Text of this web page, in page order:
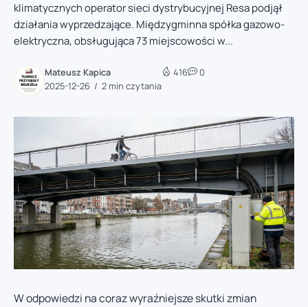
klimatycznych operator sieci dystrybucyjnej Resa podjął
działania wyprzedzające. Międzygminna spółka gazowo-
elektryczna, obsługująca 73 miejscowości w...
Mateusz Kapica
2025-12-26
2 min czytania
416 0
W odpowiedzi na coraz wyraźniejsze skutki zmian